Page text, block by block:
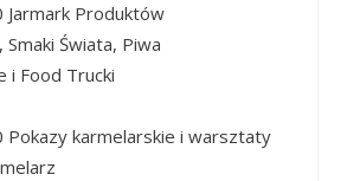
Jarmark Produktów
Smaki Świata, Piwa
i Food Trucki
Pokazy karmelarskie i warsztaty